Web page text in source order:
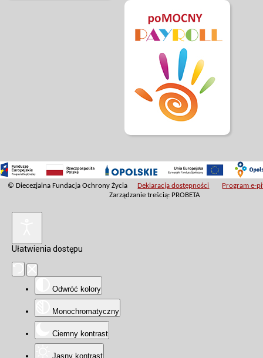
© Diecezjalna Fundacja Ochrony Życia Deklaracja dostępności
Program e-
Zarządzanie treścią: PROBETA
Ułatwienia dostępu
Odwróć kolory
Monochromatyczny
Ciemny kontrast
Jasny kontrast